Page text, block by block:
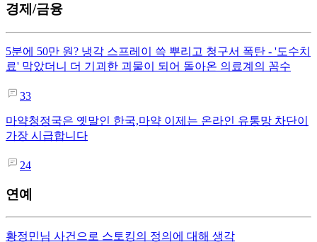
경제/금융
5분에 50만 원? 냉각 스프레이 쓱 뿌리고 청구서 폭탄 - '도수치
료' 막았더니 더 기괴한 괴물이 되어 돌아온 의료계의 꼼수
33
마약청정국은 옛말인 한국,마약 이제는 온라인 유통망 차단이
가장 시급합니다
24
연예
황정민님 사건으로 스토킹의 정의에 대해 생각